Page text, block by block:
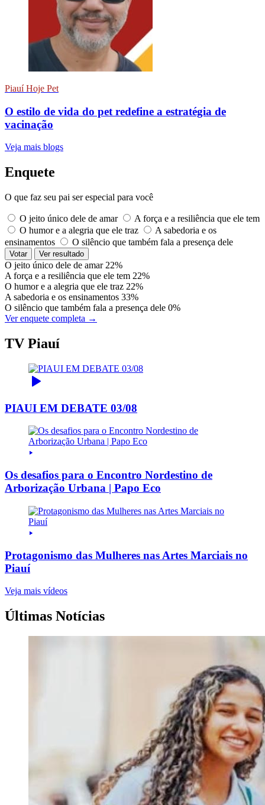
Piauí Hoje Pet
O estilo de vida do pet redefine a estratégia de
vacinação
Veja mais blogs
Enquete
O que faz seu pai ser especial para você
O jeito único dele de amar
A força e a resiliência que ele tem
O humor e a alegria que ele traz
A sabedoria e os
ensinamentos
O silêncio que também fala a presença dele
Votar Ver resultado
O jeito único dele de amar 22%
A força e a resiliência que ele tem 22%
O humor e a alegria que ele traz 22%
A sabedoria e os ensinamentos 33%
O silêncio que também fala a presença dele 0%
Ver enquete completa →
TV Piauí
PIAUI EM DEBATE 03/08
Os desafios para o Encontro Nordestino de
Arborização Urbana | Papo Eco
Protagonismo das Mulheres nas Artes Marciais no
Piauí
Veja mais vídeos
Últimas Notícias